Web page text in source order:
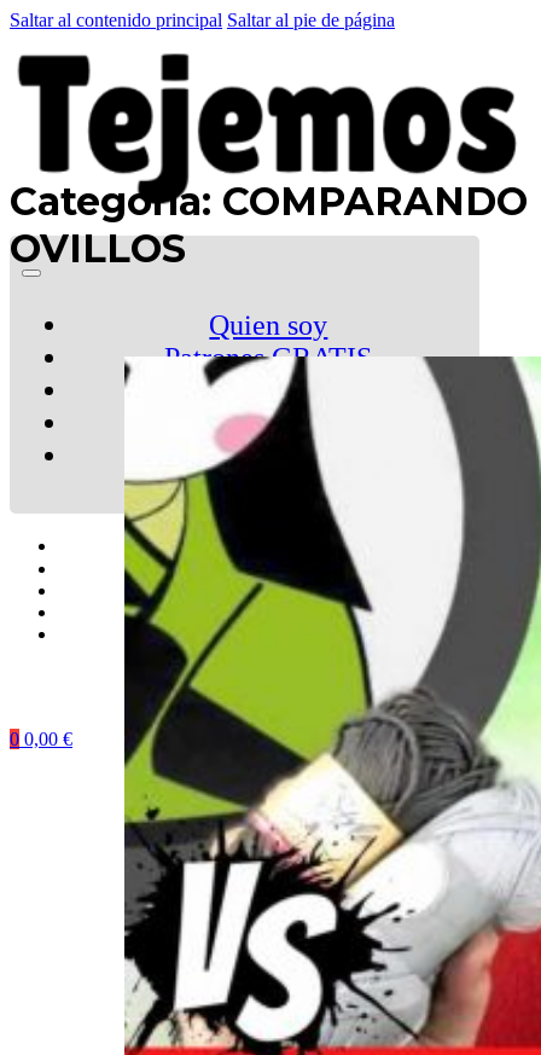
Saltar al contenido principal Saltar al pie de página
Quien soy
Patrones GRATIS
El Club
Tienda
LA CARTITA
0 0,00 €
Categoría: COMPARANDO
OVILLOS